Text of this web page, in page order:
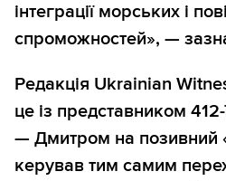
інтеграції морських і
спроможностей», —
Редакція Ukrainian
це із представником
— Дмитром на позивний
керував тим самим